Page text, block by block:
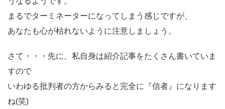
まるでターミネーターになってしまう感じですが、
あなたも心が枯れないように注意しましょう。
さて・・・先に、私自身は紹介記事をたくさん書いていま
すので
いわゆる批判者の方からみると完全に
『信者』 になります
ね(笑)